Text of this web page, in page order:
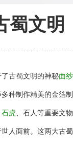
蜀文明
了古蜀文明的神秘面纱
种制作精美的金箔
石虎 、石人等重要文
人面前。这两大古